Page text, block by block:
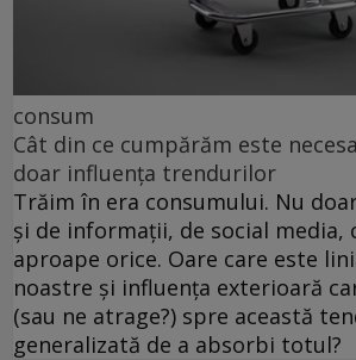
consum
Cât din ce cumpărăm este
doar influența trendurilor
Trăim în era consumului. Nu
și de informații, de social media,
aproape orice. Oare care este
noastre și influența exterioară
(sau ne atrage?) spre această
generalizată de a absorbi totul?